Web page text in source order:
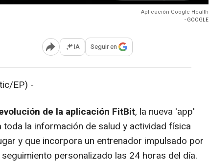
Aplicación Google Health
- GOOGLE
Abrir opciones para compartir
IA Seguir en
EP) -
de la aplicación FitBit, la nueva 'app'
toda la información de salud y actividad física
y que incorpora un entrenador impulsado por
personalizado las 24 horas del día.